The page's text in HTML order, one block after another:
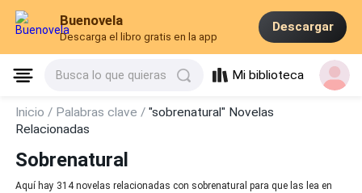
Buenovela
Descarga el libro gratis en la app
Descargar
Busca lo que quieras Mi biblioteca
Inicio / Palabras clave /"sobrenatural" Novelas
Relacionadas
Sobrenatural
Aquí hay 314 novelas relacionadas con sobrenatural para que las lea en